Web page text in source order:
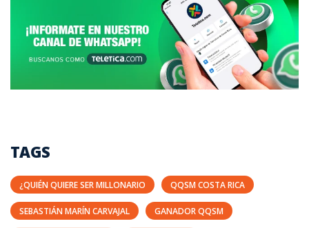
TAGS
¿QUIÉN QUIERE SER MILLONARIO QQSM COSTA RICA
SEBASTIÁN MARÍN CARVAJAL GANADOR QQSM